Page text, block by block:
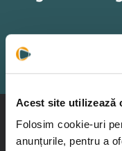
Acest site utilizează
Folosim cookie-uri
anunțurile, pentru a
CATEGORII